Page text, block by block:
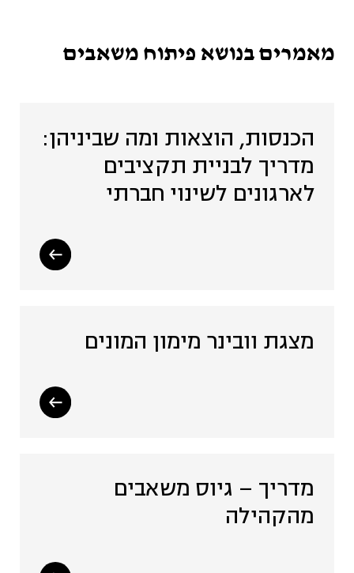
פיתוח משאבים (5)
שהיו (4)
קהילה (19)
רכש מקומי והתאגדויות רכש
אסטרטגיה ותכנון (7)
מאמרים בנושא פיתוח משאבים
הכנסות, הוצאות ומה שביניהן:
מדריך לבניית תקציבים
לארגונים לשינוי חברתי
מצגת וובינר מימון המונים
מדריך – גיוס משאבים
מהקהילה